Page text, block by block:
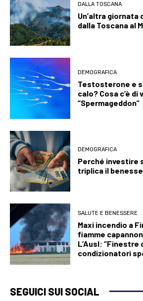
DALLA TOSCANA
Un’altra giornata
dalla Toscana al
DEMOGRAFICA
Testosterone e
calo? Cosa c’è di
“Spermageddon”
DEMOGRAFICA
Perché investire
triplica il
SALUTE E BENESSERE
Maxi incendio a
fiamme
L’Ausl: “Finestre
condizionatori
SEGUICI SUI SOCIAL